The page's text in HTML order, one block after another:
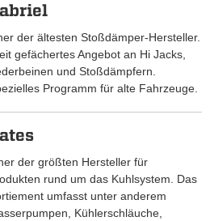
der ältesten Stoßdämper-Hersteller.
gefächertes Angebot an Hi Jacks,
und Stoßdämpfern.
Programm für alte Fahrzeuge.
der größten Hersteller für
rund um das Kuhlsystem. Das
umfasst unter anderem
Kühlerschläuche,